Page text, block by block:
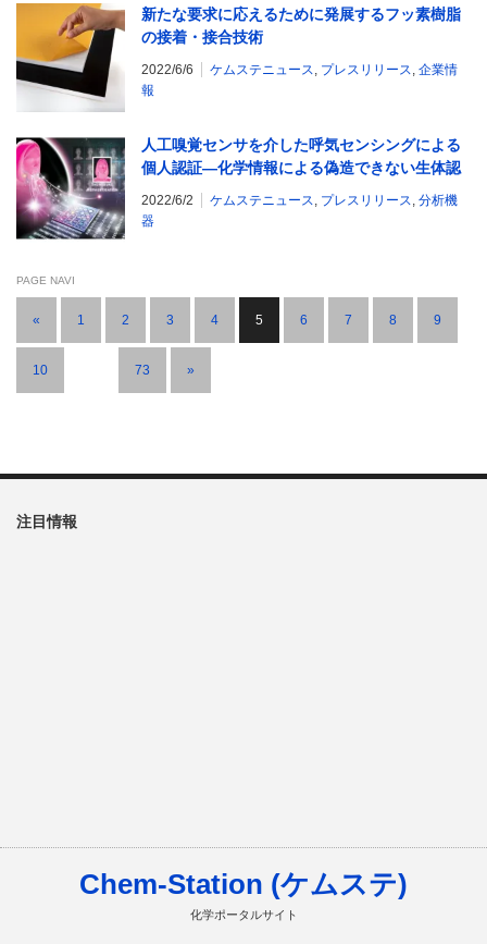
新たな要求に応えるために発展するフッ素樹脂
の接着・接合技術
2022/6/6 ケムステニュース, プレスリリース, 企業情
報
人工嗅覚センサを介した呼気センシングによる
個人認証―化学情報による偽造できない生体認
証技術実現へ期待―
2022/6/2 ケムステニュース, プレスリリース, 分析機
器
PAGE NAVI
« 1 2 3 4 5 6 7 8 9
10 73 »
注目情報
Chem-Station (ケムステ)
化学ポータルサイト